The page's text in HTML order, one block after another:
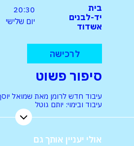
בית
יד-לבנים
אשדוד
20:30
יום שלישי
לרכישה
סיפור פשוט
עיבוד חדש לרומן מאת שמואל
עיבוד ובימוי: יותם גוטל
אולי יעניין אותך גם